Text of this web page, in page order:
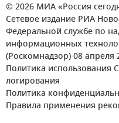
© 2026 МИА «Россия
Сетевое издание РИА
Федеральной службе по
информационных
(Роскомнадзор) 08 апреля
Политика использования
логирования
Политика
Правила применения